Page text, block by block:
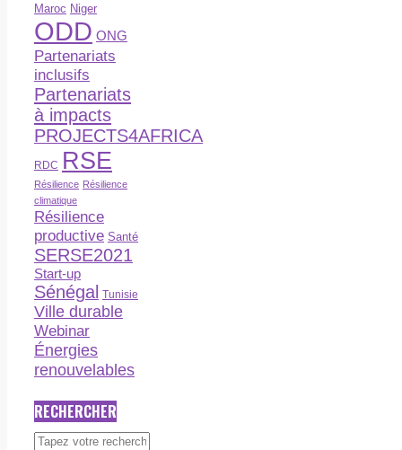
Maroc Niger
ODD ONG
Partenariats
inclusifs
Partenariats
à impacts
PROJECTS4AFRICA
RDC RSE
Résilience Résilience
climatique
Résilience
productive Santé
SERSE2021
Start-up
Sénégal Tunisie
Ville durable
Webinar
Énergies
renouvelables
RECHERCHER